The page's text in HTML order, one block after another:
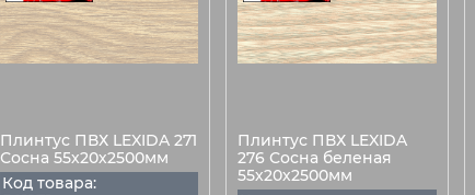
Плинтус ПВХ LEXIDA 271
Сосна 55х20х2500мм
Код товара:
Плинтус ПВХ LEXIDA
276 Сосна беленая
55х20х2500мм